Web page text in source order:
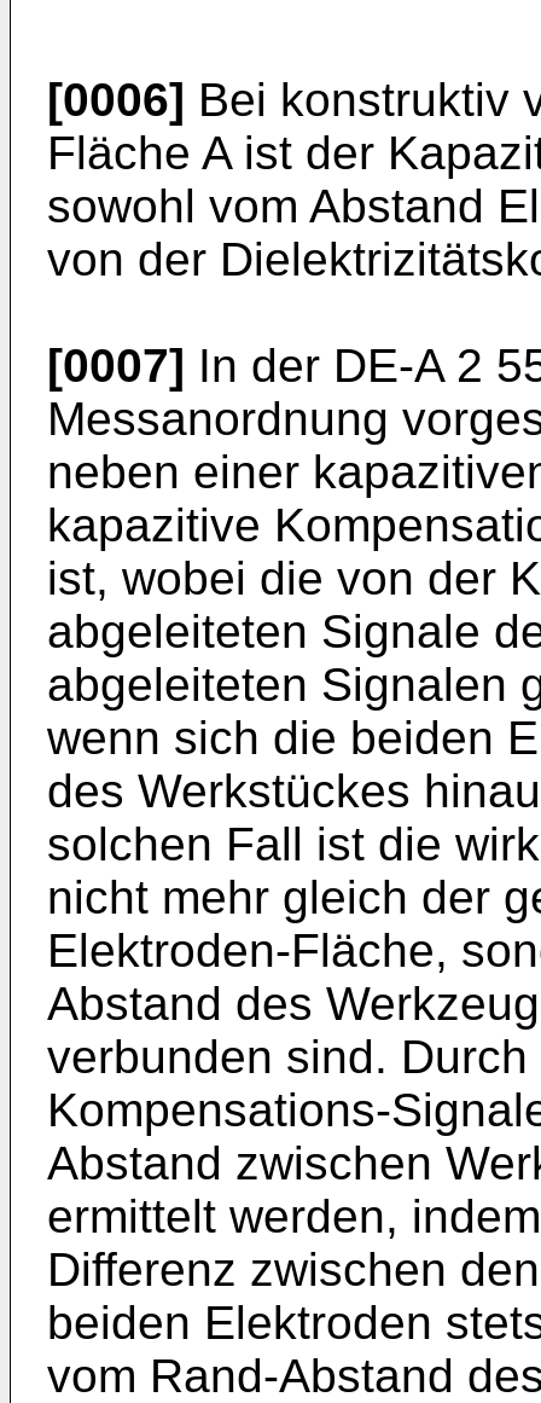
[0006] Bei konstruktiv
Fläche A ist der
sowohl vom Abstand
von der
[0007] In der DE-A 2
Messanordnung
neben einer
kapazitive
ist, wobei die von der
abgeleiteten Signale
abgeleiteten Signalen
wenn sich die beiden
des Werkstückes
solchen Fall ist die
nicht mehr gleich der
Elektroden-Fläche,
Abstand des
verbunden sind.
Kompensations-
Abstand zwischen
ermittelt werden,
Differenz zwischen
beiden Elektroden
vom Rand-Abstand